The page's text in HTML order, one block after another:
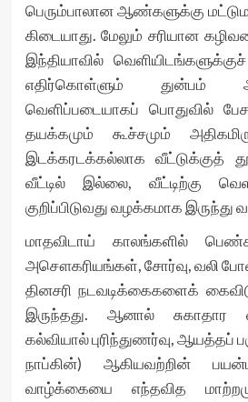
பெரும்பாலான ஆண்களுக்கு
கிடையாது. மேலும் சரியான
இந்தியாவில்
எதிர்கொள்ளும் துன்பம்
வெளிப்படையாகப் பொதுவில்
தயக்கமும் கூச்சமும்
இடக்கரடக்கல்லாக வீட்டுக்குத்
வீட்டில் இல்லை, வீட்டிற்கு
குறிப்பிடுவது வழக்கமாக இருந்து
மாதவிடாய் காலங்களில்
அசௌகரியங்கள், சோர்வு, வலி
தினசரி நடவடிக்கைகளைக்
இருந்தது. ஆனால் சுகாதார
கல்வியால் புரிந்துணர்வு, ஆயத்தப்
நாப்கின்) ஆகியவற்றின்
வாழ்க்கையை எந்தவித